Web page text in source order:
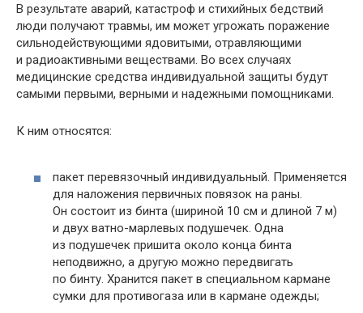
В результате аварий, катастроф и стихийных бедствий
люди получают травмы, им может угрожать поражение
сильнодействующими ядовитыми, отравляющими
и радиоактивными веществами. Во всех случаях
медицинские средства индивидуальной защиты будут
самыми первыми, верными и надежными помощниками.
К ним относятся:
пакет перевязочный индивидуальный. Применяется
для наложения первичных повязок на раны.
Он состоит из бинта (шириной 10 см и длиной 7 м)
и двух ватно-марлевых подушечек. Одна
из подушечек пришита около конца бинта
неподвижно, а другую можно передвигать
по бинту. Хранится пакет в специальном кармане
сумки для противогаза или в кармане одежды;